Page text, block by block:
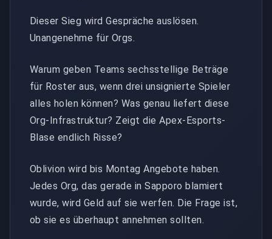
Dieser Sieg wird Gespräche auslösen.
Unangenehme für Orgs.
Warum geben Teams sechsstellige Beträge
für Roster aus, wenn drei unsignierte Spieler
alles holen können? Was genau liefert diese
Org-Infrastruktur? Zeigt die Apex-Esports-
Blase endlich Risse?
Oblivion wird bis Montag Angebote haben.
Jedes Org, das gerade in Sapporo blamiert
wurde, wird Geld auf sie werfen. Die Frage ist,
ob sie es überhaupt annehmen sollten.